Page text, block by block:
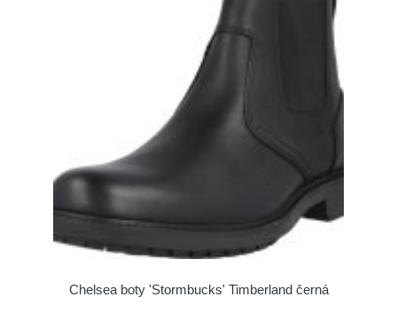
Chelsea boty 'Stormbucks' Timberland černá